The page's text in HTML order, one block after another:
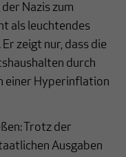
Nazis zum
als leuchtendes
zeigt nur, dass die
durch
einer Hyperinflation
Trotz der
Ausgaben